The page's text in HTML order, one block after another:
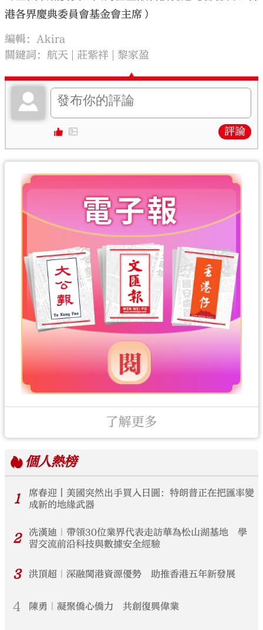
港各界慶典委員會基金會主席）
編輯：Akira
關鍵詞：航天 莊紫祥 黎家盈
評論
了解更多
個人熱榜
1
席春迎丨美國突然出手買入日圓：特朗普正在把匯率變
成新的地緣武器
2
冼漢廸｜帶領30位業界代表走訪華為松山湖基地 學
習交流前沿科技與數據安全經驗
3 洪頂超｜深融閩港資源優勢 助推香港五年新發展
4 陳勇｜凝聚僑心僑力 共創復興偉業